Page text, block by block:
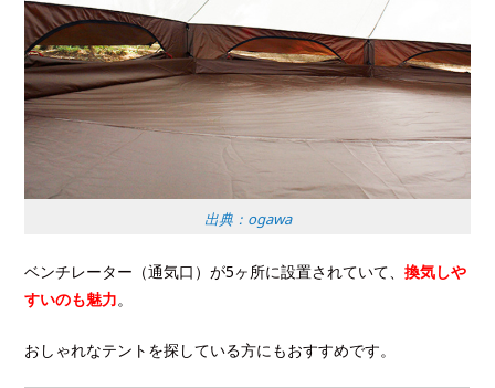
出典：ogawa
ベンチレーター（通気口）が5ヶ所に設置されていて、換気しや
すいのも魅力。
おしゃれなテントを探している方にもおすすめです。